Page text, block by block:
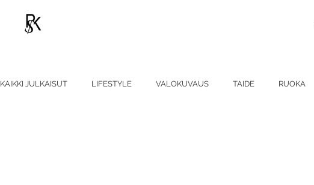
KAIKKI JULKAISUT LIFESTYLE VALOKUVAUS TAIDE RUOKA